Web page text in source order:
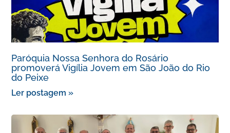
Paróquia Nossa Senhora do Rosário
promoverá Vigília Jovem em São João do Rio
do Peixe
Ler postagem »